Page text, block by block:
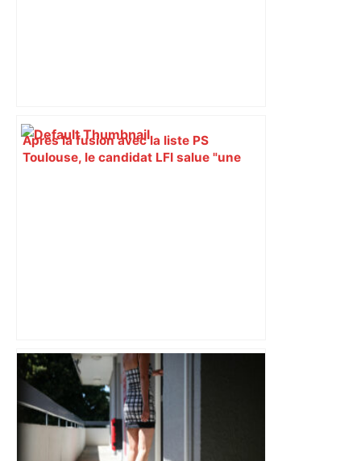
Après la fusion avec la liste PS
Toulouse, le candidat LFI salue "une
Alliance PS/LFI à Toulouse : Marc
Sztulman claque la porte – RMC